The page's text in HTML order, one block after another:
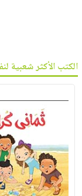
طرحها
خدمات
وفرات
انشر
كتابك
تواصل
معنا
نشرة
الإصدارات
الكتب الأكثر شعبية